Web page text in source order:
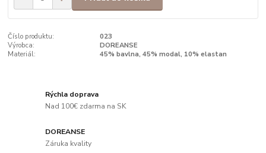
Číslo produktu:
023
Výrobca:
DOREANSE
Materiál:
45% bavlna, 45% modal, 10% elastan
Rýchla doprava
Nad 100€ zdarma na SK
DOREANSE
Záruka kvality